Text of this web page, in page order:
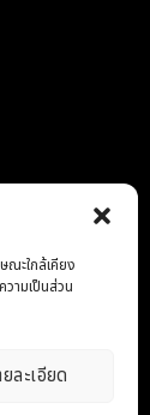
ณะใกล้เคียง
วามเป็นส่วน
ละเอียด